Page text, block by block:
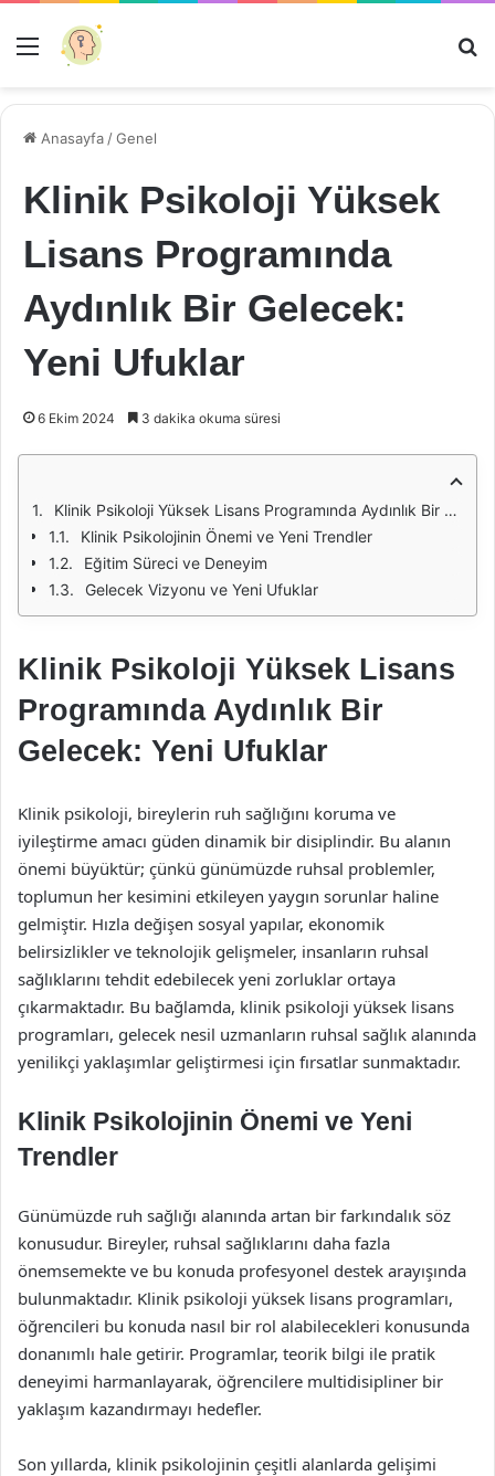
Menü
Anasayfa /Genel
Klinik Psikoloji Yüksek
Lisans Programında
Aydınlık Bir Gelecek:
Yeni Ufuklar
6 Ekim 2024 3 dakika okuma süresi
Klinik Psikoloji Yüksek Lisans Programında Aydınlık Bir Gelecek: Yeni Ufuklar
Klinik Psikolojinin Önemi ve Yeni Trendler
Eğitim Süreci ve Deneyim
Gelecek Vizyonu ve Yeni Ufuklar
Klinik Psikoloji Yüksek Lisans
Programında Aydınlık Bir
Gelecek: Yeni Ufuklar
Klinik psikoloji, bireylerin ruh sağlığını koruma ve
iyileştirme amacı güden dinamik bir disiplindir. Bu alanın
önemi büyüktür; çünkü günümüzde ruhsal problemler,
toplumun her kesimini etkileyen yaygın sorunlar haline
gelmiştir. Hızla değişen sosyal yapılar, ekonomik
belirsizlikler ve teknolojik gelişmeler, insanların ruhsal
sağlıklarını tehdit edebilecek yeni zorluklar ortaya
çıkarmaktadır. Bu bağlamda, klinik psikoloji yüksek lisans
programları, gelecek nesil uzmanların ruhsal sağlık alanında
yenilikçi yaklaşımlar geliştirmesi için fırsatlar sunmaktadır.
Klinik Psikolojinin Önemi ve Yeni
Trendler
Günümüzde ruh sağlığı alanında artan bir farkındalık söz
konusudur. Bireyler, ruhsal sağlıklarını daha fazla
önemsemekte ve bu konuda profesyonel destek arayışında
bulunmaktadır. Klinik psikoloji yüksek lisans programları,
öğrencileri bu konuda nasıl bir rol alabilecekleri konusunda
donanımlı hale getirir. Programlar, teorik bilgi ile pratik
deneyimi harmanlayarak, öğrencilere multidisipliner bir
yaklaşım kazandırmayı hedefler.
Son yıllarda, klinik psikolojinin çeşitli alanlarda gelişimi